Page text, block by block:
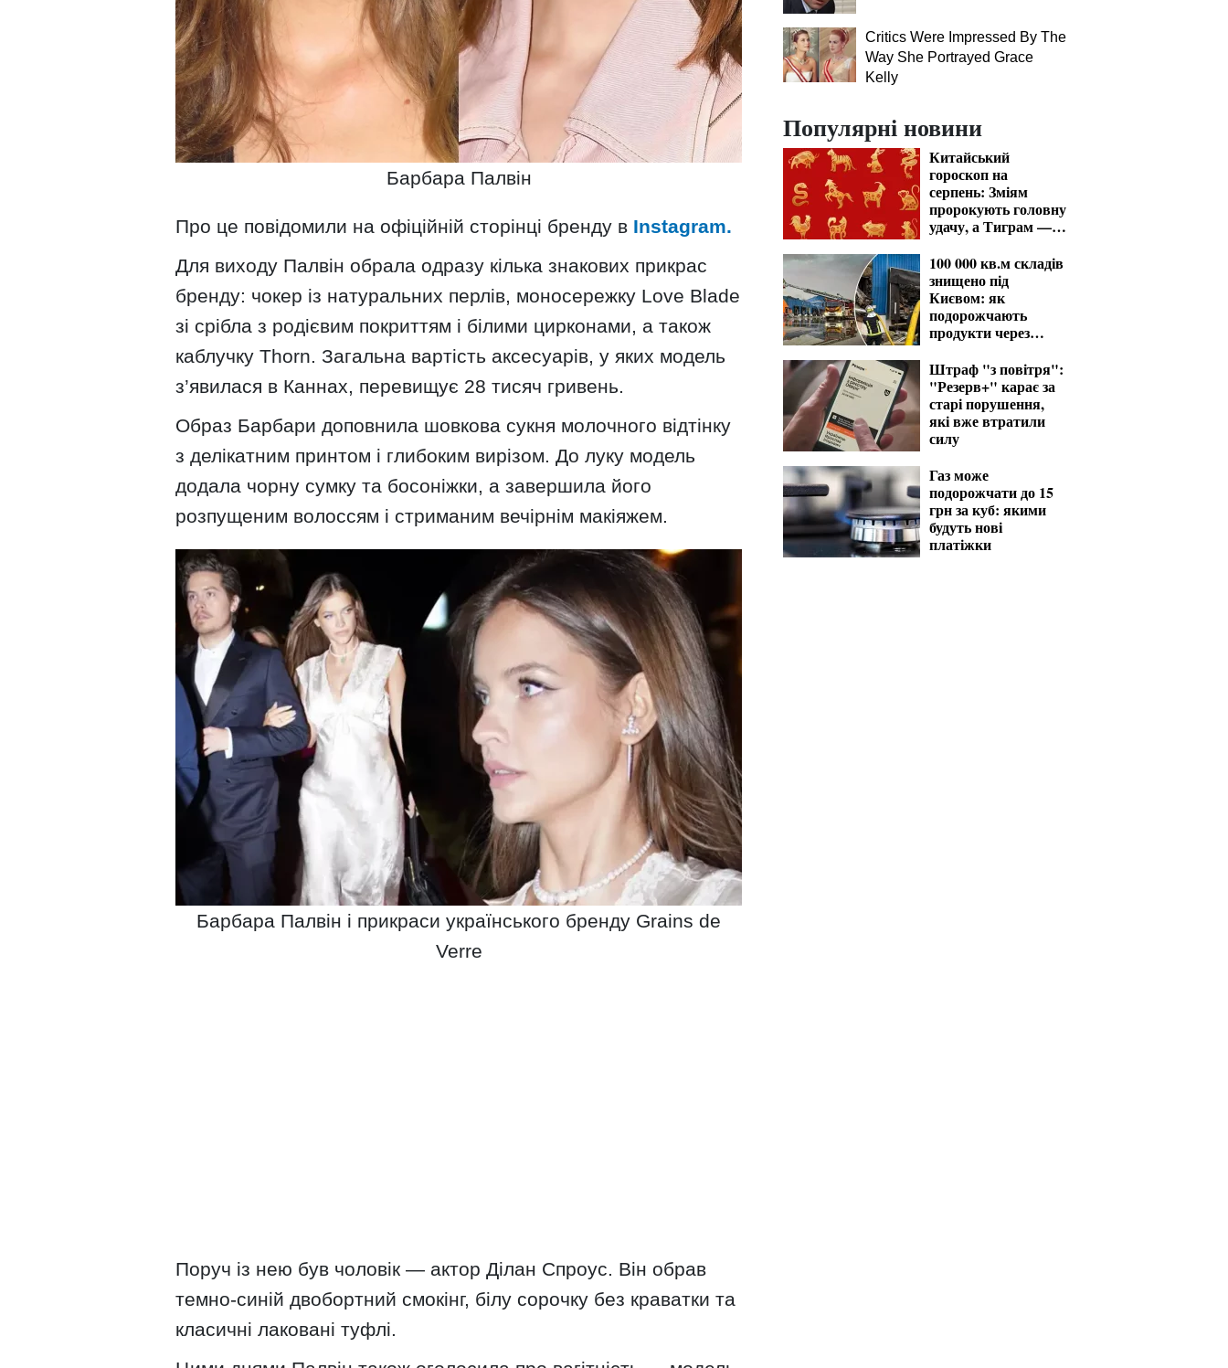
Барбара Палвін
Про це повідомили на офіційній сторінці бренду в Instagram.
Для виходу Палвін обрала одразу кілька знакових прикрас
бренду: чокер із натуральних перлів, моносережку Love Blade
зі срібла з родієвим покриттям і білими цирконами, а також
каблучку Thorn. Загальна вартість аксесуарів, у яких модель
з’явилася в Каннах, перевищує 28 тисяч гривень.
Образ Барбари доповнила шовкова сукня молочного відтінку
з делікатним принтом і глибоким вирізом. До луку модель
додала чорну сумку та босоніжки, а завершила його
розпущеним волоссям і стриманим вечірнім макіяжем.
Барбара Палвін і прикраси українського бренду Grains de
Verre
Поруч із нею був чоловік — актор Ділан Спроус. Він обрав
темно-синій двобортний смокінг, білу сорочку без краватки та
класичні лаковані туфлі.
Critics Were Impressed By The
Way She Portrayed Grace
Kelly
Популярні новини
Китайський
гороскоп на
серпень: Зміям
пророкують головну
удачу, а Тиграм —
100 000 кв.м складів
знищено під
Києвом: як
подорожчають
продукти через
Штраф "з повітря":
"Резерв+" карає за
старі порушення,
які вже втратили
силу
Газ може
подорожчати до 15
грн за куб: якими
будуть нові
платіжки